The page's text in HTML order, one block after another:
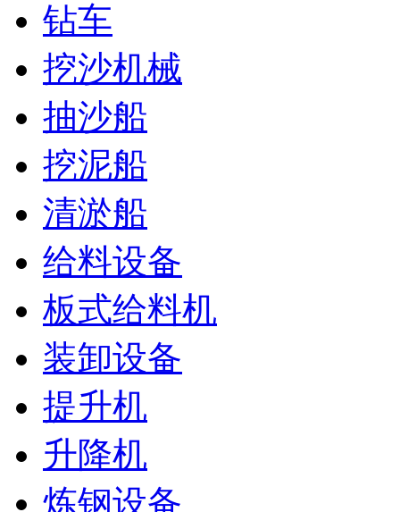
钻车
挖沙机械
抽沙船
挖泥船
清淤船
给料设备
板式给料机
装卸设备
提升机
升降机
炼钢设备